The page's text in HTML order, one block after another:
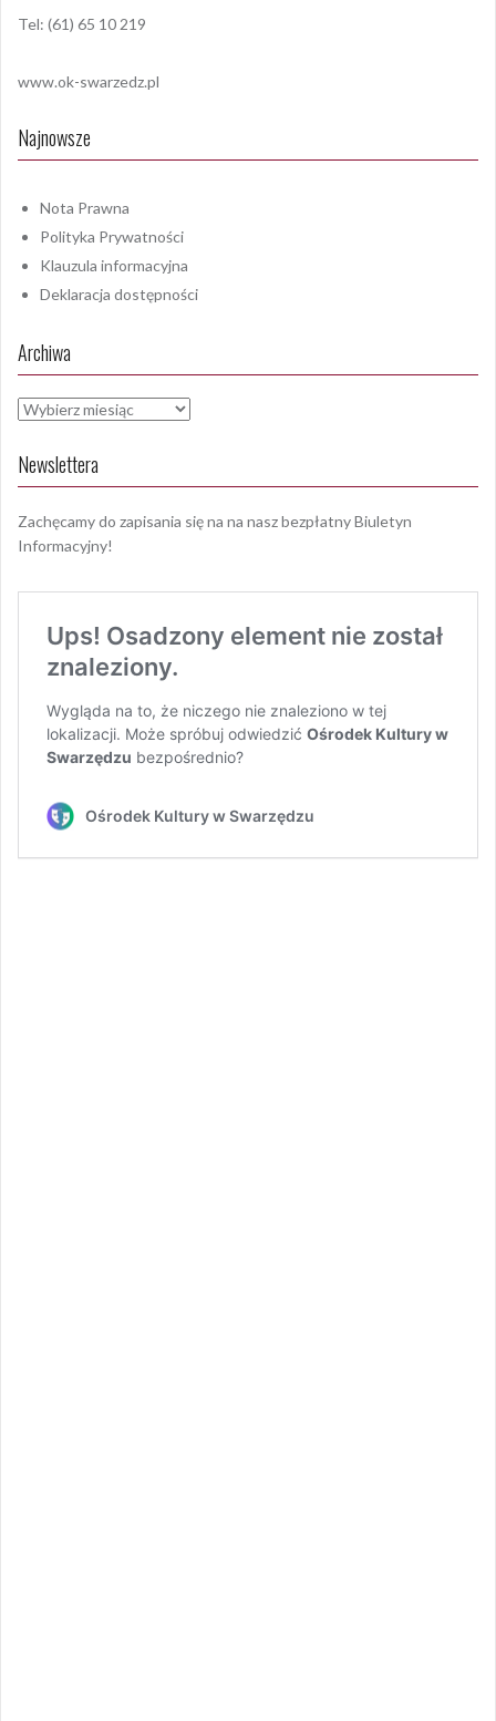
Tel: (61) 65 10 219
www.ok-swarzedz.pl
Najnowsze
Nota Prawna
Polityka Prywatności
Klauzula informacyjna
Deklaracja dostępności
Archiwa
Archiwa
Newslettera
Zachęcamy do zapisania się na na nasz bezpłatny Biuletyn
Informacyjny!